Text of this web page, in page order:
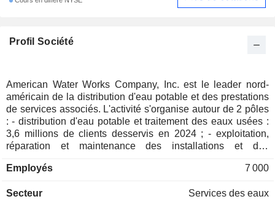
Profil Société
American Water Works Company, Inc. est le leader nord-
américain de la distribution d'eau potable et des prestations
de services associés. L'activité s'organise autour de 2 pôles
: - distribution d'eau potable et traitement des eaux usées :
3,6 millions de clients desservis en 2024 ; - exploitation,
réparation et maintenance des installations et des
des immeubles résidentiels et des locaux commerciaux. La
Employés 7 000
Secteur Services des eaux